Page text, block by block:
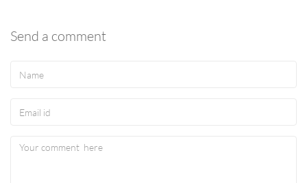
Send a comment